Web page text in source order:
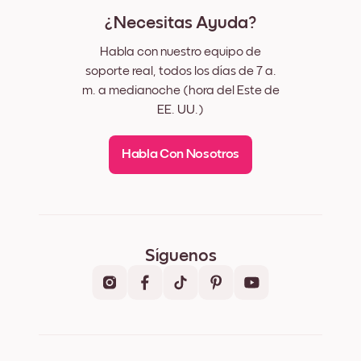
¿Necesitas Ayuda?
Habla con nuestro equipo de
soporte real, todos los días de 7 a.
m. a medianoche (hora del Este de
EE. UU.)
Habla Con Nosotros
Síguenos